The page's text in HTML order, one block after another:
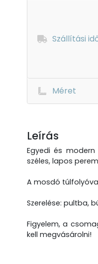
Szállítási
Méret
Leírás
Egyedi és
széles, lapos
A mosdó
Szerelése: pultba,
Figyelem, a
kell megvásárolni!